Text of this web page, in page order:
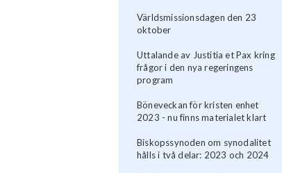
Världsmissionsdagen den 23
oktober
Uttalande av Justitia et Pax kring
frågor i den nya regeringens
program
Böneveckan för kristen enhet
2023 - nu finns materialet klart
Biskopssynoden om synodalitet
hålls i två delar: 2023 och 2024